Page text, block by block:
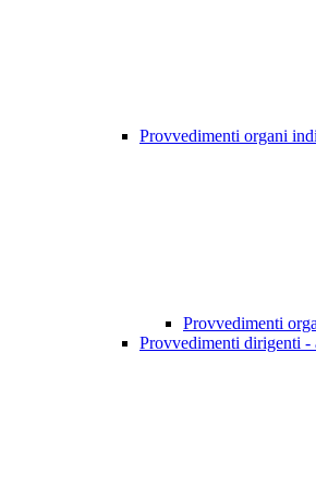
Provvedimenti organi
Provvedimenti
Provvedimenti dirigenti -